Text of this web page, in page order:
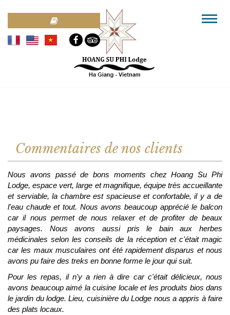
Commentaires de nos clients
Nous avons passé de bons moments chez Hoang Su Phi
Lodge, espace vert, large et magnifique, équipe très accueillante
et serviable, la chambre est spacieuse et confortable, il y a de
l'eau chaude et tout. Nous avons beaucoup apprécié le balcon
car il nous permet de nous relaxer et de profiter de beaux
paysages. Nous avons aussi pris le bain aux herbes
médicinales selon les conseils de la réception et c'était magic
car les maux musculaires ont été rapidement disparus et nous
avons pu faire des treks en bonne forme le jour qui suit.
Pour les repas, il n'y a rien à dire car c'était délicieux, nous
avons beaucoup aimé la cuisine locale et les produits bios dans
le jardin du lodge. Lieu, cuisinière du Lodge nous a appris à faire
des plats locaux.